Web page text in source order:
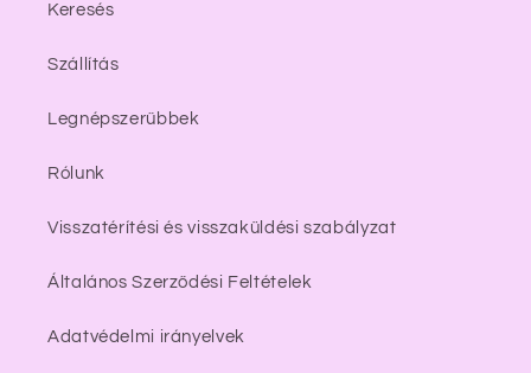
Keresés
Szállítás
Legnépszerűbbek
Rólunk
Visszatérítési és visszaküldési szabályzat
Általános Szerződési Feltételek
Adatvédelmi irányelvek